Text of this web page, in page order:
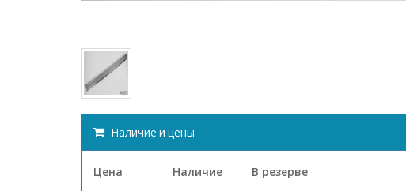
Наличие и цены
Цена Наличие В резерве